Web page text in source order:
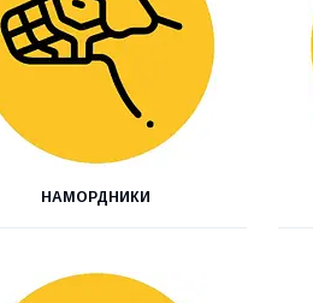
НАМОРДНИКИ